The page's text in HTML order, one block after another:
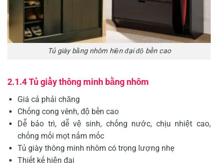
Tủ giày bằng nhôm hiện đại độ bền cao
2.1.4 Tủ giầy thông minh bằng nhôm
Giá cả phải chăng
Chống cong vênh, độ bền cao
Dễ bảo trì, dễ vệ sinh, chống nước, chịu nhiệt cao,
chống mối mọt nấm mốc
Tủ giày thông minh nhôm có trọng lượng nhẹ
Thiết kế hiện đại